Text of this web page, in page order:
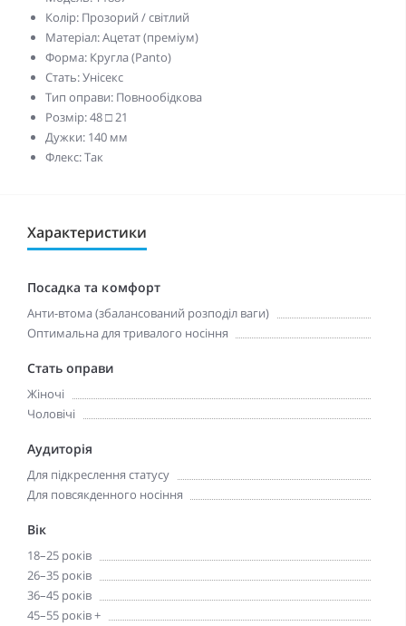
Колір: Прозорий / світлий
Матеріал: Ацетат (преміум)
Форма: Кругла (Panto)
Стать: Унісекс
Тип оправи: Повнообідкова
Розмір: 48 □ 21
Дужки: 140 мм
Флекс: Так
Характеристики
Посадка та комфорт
Анти-втома (збалансований розподіл ваги)
Оптимальна для тривалого носіння
Стать оправи
Жіночі
Чоловічі
Аудиторія
Для підкреслення статусу
Для повсякденного носіння
Вік
18–25 років
26–35 років
36–45 років
45–55 років +